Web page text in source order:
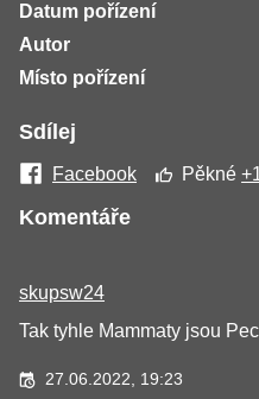
Datum pořízení
Autor
Místo pořízení
Sdílej
Facebook Pěkné
Komentáře
skupsw24
Tak tyhle Mammaty jsou
27.06.2022, 19:23